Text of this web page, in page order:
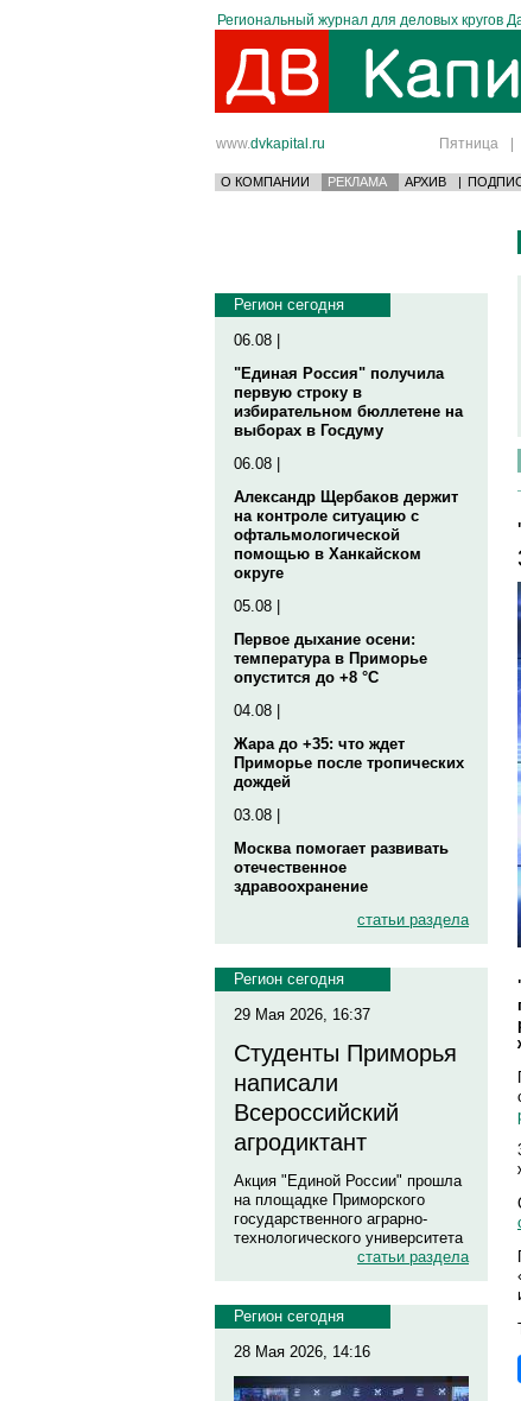
Региональный журнал для деловых кругов
www.dvkapital.ru Пятница |
О КОМПАНИИ РЕКЛАМА АРХИВ |
Регион сегодня
06.08 |
"Единая Россия" получила
первую строку в
избирательном бюллетене на
выборах в Госдуму
06.08 |
Александр Щербаков держит
на контроле ситуацию с
офтальмологической
помощью в Ханкайском
округе
05.08 |
Первое дыхание осени:
температура в Приморье
опустится до +8 °C
04.08 |
Жара до +35: что ждет
Приморье после тропических
дождей
03.08 |
Москва помогает развивать
отечественное
здравоохранение
статьи раздела
Регион сегодня
29 Мая 2026, 16:37
Студенты Приморья
написали
Всероссийский
агродиктант
Акция "Единой России" прошла
на площадке Приморского
государственного аграрно-
технологического университета
статьи раздела
Регион сегодня
28 Мая 2026, 14:16